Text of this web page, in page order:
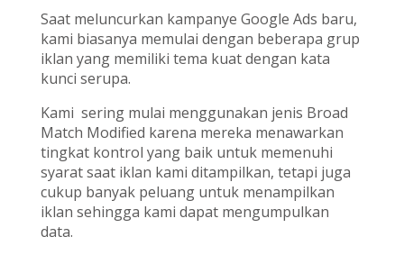
Saat meluncurkan kampanye Google Ads baru,
kami biasanya memulai dengan beberapa grup
iklan yang memiliki tema kuat dengan kata
kunci serupa.
Kami sering mulai menggunakan jenis Broad
Match Modified karena mereka menawarkan
tingkat kontrol yang baik untuk memenuhi
syarat saat iklan kami ditampilkan, tetapi juga
cukup banyak peluang untuk menampilkan
iklan sehingga kami dapat mengumpulkan
data.